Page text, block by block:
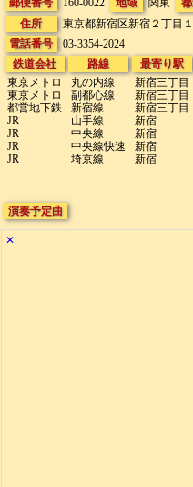
郵便番号
160-0022 地域 関東
住所
東京都新宿区新宿２丁目
電話番号
03-3354-2024
鉄道会社
東京メトロ
東京メトロ
都営地下鉄
JR
JR
JR
JR
路線
丸の内線
副都心線
新宿線
山手線
中央線
中央線快速
埼京線
最寄り駅
新宿三丁目
新宿三丁目
新宿三丁目
新宿
新宿
新宿
新宿
演奏予定曲
✕